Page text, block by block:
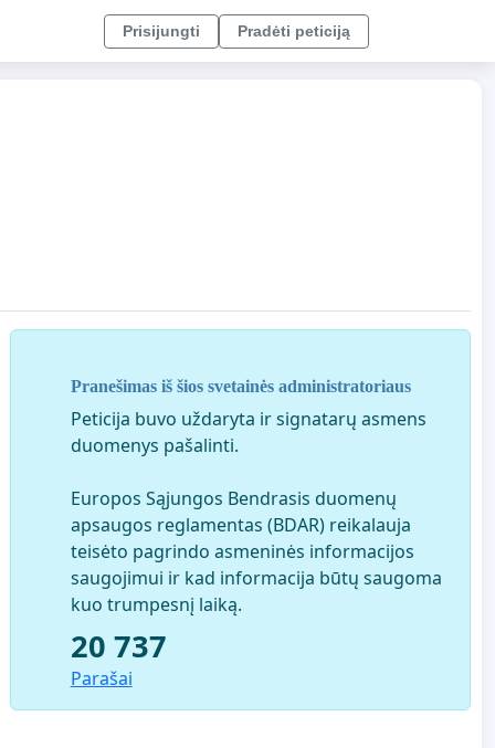
Prisijungti Pradėti peticiją
Pranešimas iš šios svetainės administratoriaus
Peticija buvo uždaryta ir signatarų asmens
duomenys pašalinti.
Europos Sąjungos Bendrasis duomenų
apsaugos reglamentas (BDAR) reikalauja
teisėto pagrindo asmeninės informacijos
saugojimui ir kad informacija būtų saugoma
kuo trumpesnį laiką.
20 737
Parašai